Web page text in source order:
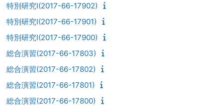
特別研究I(2017-66-17902)
特別研究I(2017-66-17901)
特別研究I(2017-66-17900)
総合演習(2017-66-17803)
総合演習(2017-66-17802)
総合演習(2017-66-17801)
総合演習(2017-66-17800)